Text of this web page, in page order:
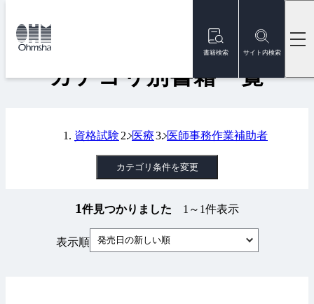
書籍検索 サイト内検索
トップ
カテゴリ別書籍一覧
資格試験 医療 医師事務作業補助者
カテゴリ条件を変更
1件見つかりました 1～1件表示
表示順 発売日の新しい順